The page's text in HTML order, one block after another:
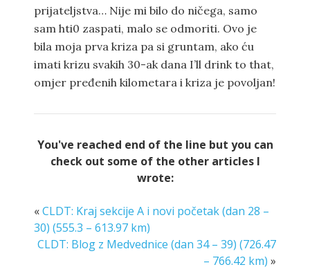
prijateljstva… Nije mi bilo do ničega, samo
sam hti0 zaspati, malo se odmoriti. Ovo je
bila moja prva kriza pa si gruntam, ako ću
imati krizu svakih 30-ak dana I’ll drink to that,
omjer pređenih kilometara i kriza je povoljan!
You've reached end of the line but you can
check out some of the other articles I
wrote:
«CLDT: Kraj sekcije A i novi početak (dan 28 –
30) (555.3 – 613.97 km)
CLDT: Blog z Medvednice (dan 34 – 39) (726.47
– 766.42 km) »